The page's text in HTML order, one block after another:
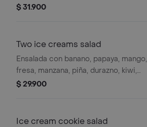
durazno, kiwi, pitahaya, queso, 2 bolas
$ 31.900
Two ice creams salad
Ensalada con banano, papaya, mango,
fresa, manzana, piña, durazno, kiwi,
pitahaya, uva, queso, 2 bolas de
$ 29.900
Ice cream cookie salad